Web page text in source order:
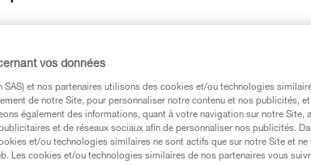
est positionné sur le relais,
risque de chute en début de
la méthode principalement utilisée.
mais requiert une grande
est à réserver à un usage sur
vos données
SAS) et nos partenaires utilisons des cookies et/ou technologies
de notre Site, pour personnaliser notre contenu et nos publicités,
également des informations, quant à votre navigation sur notre Site,
et de réseaux sociaux afin de personnaliser nos publicités.
et/ou technologies similaires ne sont actifs que sur notre Site et ne
Les cookies et/ou technologies similaires de nos partenaires vous